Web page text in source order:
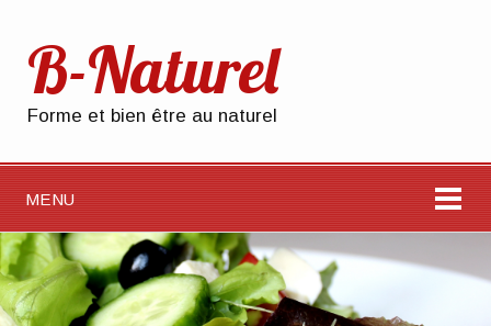
B-Naturel
Forme et bien être au naturel
MENU